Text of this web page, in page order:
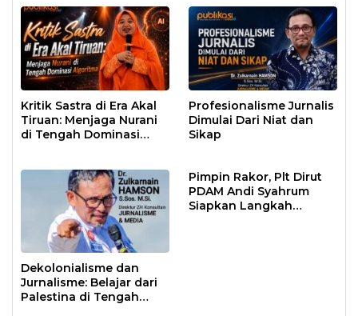
Kritik Sastra di Era Akal
Tiruan: Menjaga Nurani
di Tengah Dominasi
Profesionalisme Jurnalis
Dimulai Dari Niat dan
Sikap
Dekolonialisme dan
Jurnalisme: Belajar dari
Palestina di Tengah
Pimpin Rakor, Plt Dirut
PDAM Andi Syahrum
Siapkan Langkah